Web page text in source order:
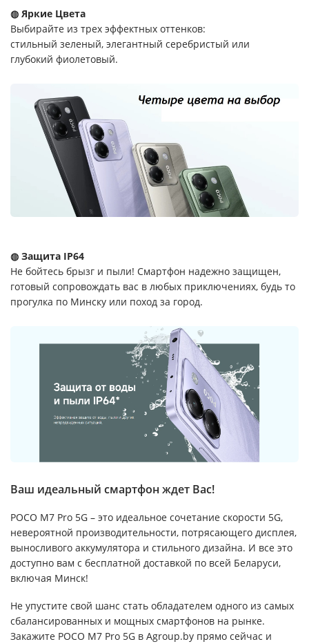
◍ Яркие Цвета
Выбирайте из трех эффектных оттенков:
стильный зеленый, элегантный серебристый или
глубокий фиолетовый.
◍ Защита IP64
Не бойтесь брызг и пыли! Смартфон надежно защищен,
готовый сопровождать вас в любых приключениях, будь то
прогулка по Минску или поход за город.
Ваш идеальный смартфон ждет Вас!
POCO M7 Pro 5G – это идеальное сочетание скорости 5G,
невероятной производительности, потрясающего дисплея,
выносливого аккумулятора и стильного дизайна. И все это
доступно вам с бесплатной доставкой по всей Беларуси,
включая Минск!
Не упустите свой шанс стать обладателем одного из самых
сбалансированных и мощных смартфонов на рынке.
Закажите POCO M7 Pro 5G в Agroup.by прямо сейчас и